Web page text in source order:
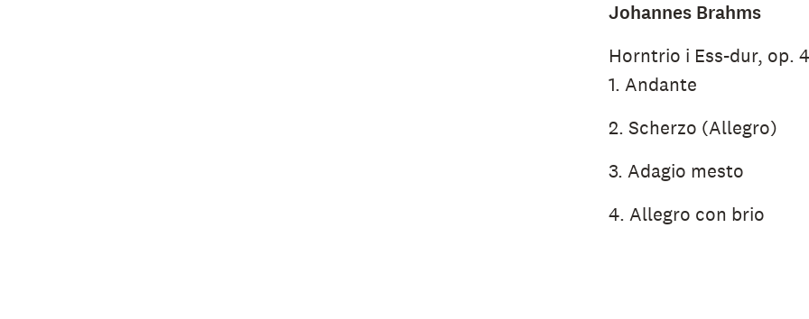
Johannes Brahms
Horntrio i Ess-dur, op.
1. Andante
2. Scherzo (Allegro)
3. Adagio mesto
4. Allegro con brio